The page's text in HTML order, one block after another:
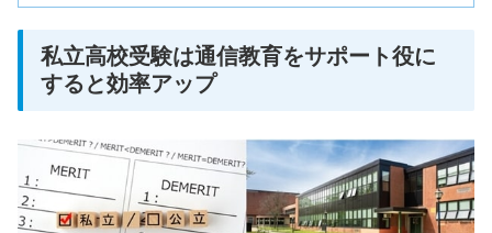
私立高校受験は通信教育をサポート役に
すると効率アップ